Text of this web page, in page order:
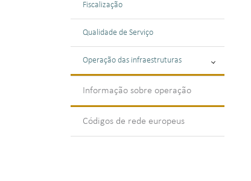
Fiscalização
Qualidade de Serviço
Operação das infraestruturas
Informação sobre operação
Códigos de rede europeus